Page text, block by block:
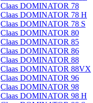
Claas DOMINATOR 78
Claas DOMINATOR 78 H
Claas DOMINATOR 78 S
Claas DOMINATOR 80
Claas DOMINATOR 85
Claas DOMINATOR 86
Claas DOMINATOR 88
Claas DOMINATOR 88VX
Claas DOMINATOR 96
Claas DOMINATOR 98
Claas DOMINATOR 98 H